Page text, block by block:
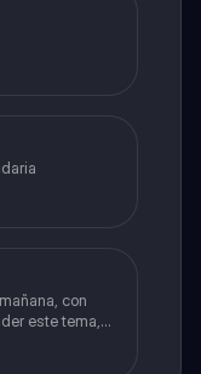
con
este tema,
el tema es